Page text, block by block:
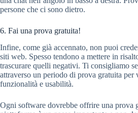
persone che ci sono dietro.
6. Fai una prova gratuita!
Infine, come già accennato, non puoi
siti web. Spesso tendono a mettere in
trascurare quelli negativi. Ti consigliamo
attraverso un periodo di prova gratuita per
funzionalità e usabilità.
Ogni software dovrebbe offrire una prova